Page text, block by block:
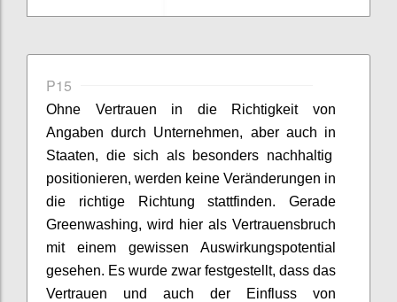
P15
Ohne Vertrauen in die Richtigkeit von
Angaben durch Unternehmen, aber auch in
Staaten, die sich als besonders nachhaltig
positionieren, werden keine Veränderungen in
die richtige Richtung stattfinden. Gerade
Greenwashing, wird hier als Vertrauensbruch
mit einem gewissen Auswirkungspotential
gesehen. Es wurde zwar festgestellt, dass das
Vertrauen und auch der Einfluss von